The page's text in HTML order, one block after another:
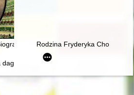
ilustrowana
Rodzina Fryderyka Chopina na
dagerotypowych wizerunków Fryderyka